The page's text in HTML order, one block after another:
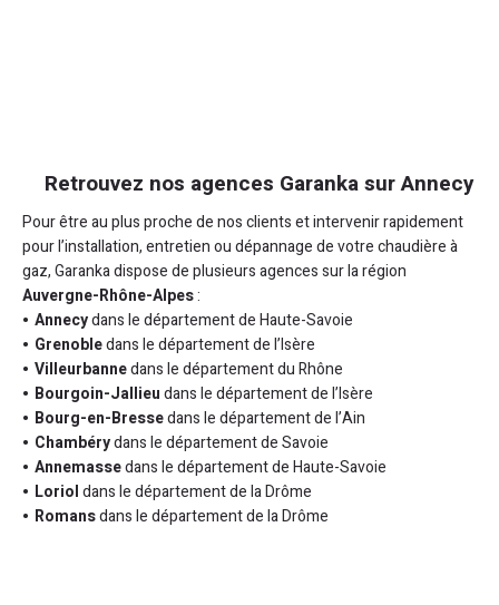
Retrouvez nos agences Garanka sur Annecy
Pour être au plus proche de nos clients et intervenir rapidement
pour l’installation, entretien ou dépannage de votre chaudière à
gaz, Garanka dispose de plusieurs agences sur la région
Auvergne-Rhône-Alpes:
Annecydans le département de Haute-Savoie
Grenobledans le département de l’Isère
Villeurbannedans le département du Rhône
Bourgoin-Jallieudans le département de l’Isère
Bourg-en-Bressedans le département de l’Ain
Chambérydans le département de Savoie
Annemassedans le département de Haute-Savoie
Lorioldans le département de la Drôme
Romansdans le département de la Drôme